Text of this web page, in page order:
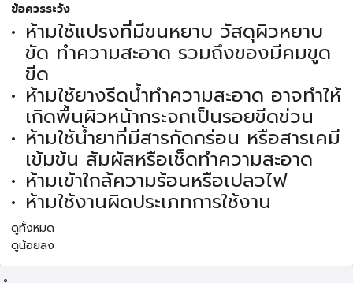
ข้อควรระวัง
ห้ามใช้แปรงที่มีขนหยาบ วัสดุผิวหยาบ
ขัด ทำความสะอาด รวมถึงของมีคมขูด
ขีด
ห้ามใช้ยางรีดน้ำทำความสะอาด อาจทำให้
เกิดพื้นผิวหน้ากระจกเป็นรอยขีดข่วน
ห้ามใช้น้ำยาที่มีสารกัดกร่อน หรือสารเคมี
เข้มข้น สัมผัสหรือเช็ดทำความสะอาด
ห้ามเข้าใกล้ความร้อนหรือเปลวไฟ
ห้ามใช้งานผิดประเภทการใช้งาน
ดูทั้งหมด
ดูน้อยลง